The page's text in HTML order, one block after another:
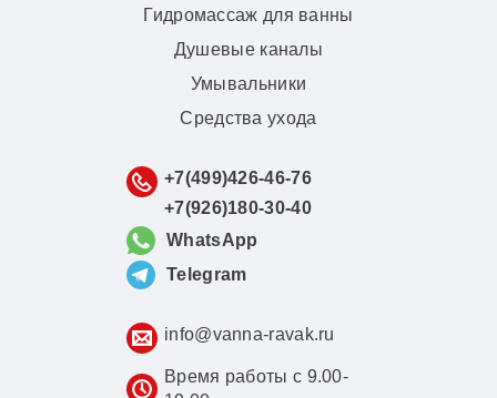
Гидромассаж для ванны
Душевые каналы
Умывальники
Средства ухода
+7(499)426-46-76
+7(926)180-30-40
WhatsApp
Telegram
info@vanna-ravak.ru
Время работы с 9.00-